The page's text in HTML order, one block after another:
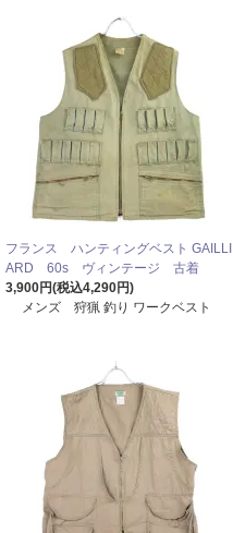
フランス ハンティングベスト GAILLI
ARD 60s ヴィンテージ 古着
3,900円(税込4,290円)
メンズ 狩猟 釣り ワークベスト